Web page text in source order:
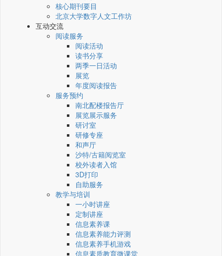
核心期刊要目
北京大学数字人文工作坊
互动交流
阅读服务
阅读活动
读书分享
两季一日活动
展览
年度阅读报告
服务预约
南北配楼报告厅
展览展示服务
研讨室
研修专座
和声厅
沙特/古籍阅览室
校外读者入馆
3D打印
自助服务
教学与培训
一小时讲座
定制讲座
信息素养课
信息素养能力评测
信息素养手机游戏
信息素质教育微课堂